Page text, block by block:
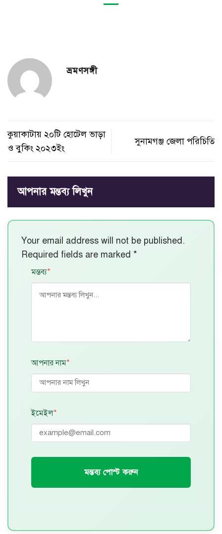
ভ্রমণসঙ্গী
কুয়াকাটায় ২০টি হোটেল ভাড়া
ও বুকিং ২০২৩ইং
সুনামগঞ্জ জেলা পরিচিতি
আপনার মন্তব্য লিখুন
Your email address will not be published.
Required fields are marked *
মন্তব্য*
আপনার নাম*
ইমেইল*
মন্তব্য পোস্ট করুন